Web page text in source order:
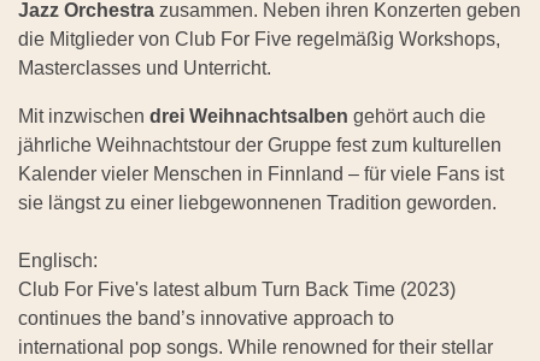
Jazz Orchestra zusammen. Neben ihren Konzerten geben
die Mitglieder von Club For Five regelmäßig Workshops,
Masterclasses und Unterricht.
Mit inzwischen drei Weihnachtsalben gehört auch die
jährliche Weihnachtstour der Gruppe fest zum kulturellen
Kalender vieler Menschen in Finnland – für viele Fans ist
sie längst zu einer liebgewonnenen Tradition geworden.
Englisch:
Club For Five's latest album Turn Back Time (2023)
continues the band’s innovative approach to
international pop songs. While renowned for their stellar